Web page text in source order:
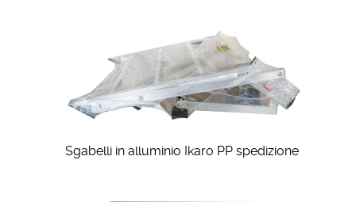
Sgabelli in alluminio Ikaro PP spedizione